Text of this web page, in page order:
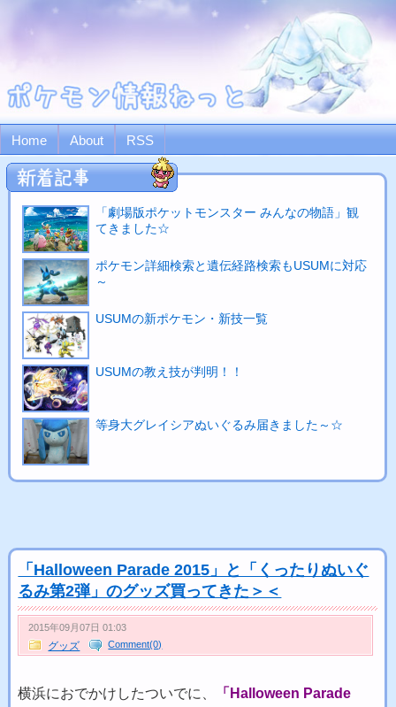
Home About RSS
「劇場版ポケットモンスター みんなの物語」観
てきました☆
ポケモン詳細検索と遺伝経路検索もUSUMに対応
～
USUMの新ポケモン・新技一覧
USUMの教え技が判明！！
等身大グレイシアぬいぐるみ届きました～☆
「Halloween Parade 2015」と「くったりぬいぐ
るみ第2弾」のグッズ買ってきた＞＜
2015年09月07日 01:03
グッズ Comment(0)
横浜におでかけしたついでに、
「Halloween Parade